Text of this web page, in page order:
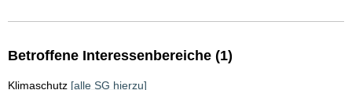
Betroffene Interessenbereiche (1)
Klimaschutz [alle SG hierzu]